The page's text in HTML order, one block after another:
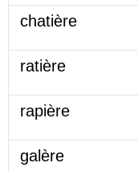
chatière
ratière
rapière
galère